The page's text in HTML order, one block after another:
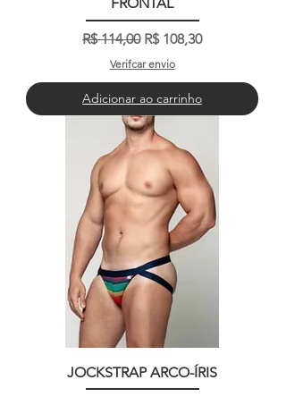
FRONTAL
Preço normal
R$ 114,00 Preço promocional
R$ 108,30
Verifcar envio
Adicionar ao carrinho
JOCKSTRAP ARCO-ÍRIS